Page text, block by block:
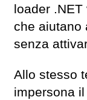
loader .NET
che aiutano
senza
Allo stesso
impersona